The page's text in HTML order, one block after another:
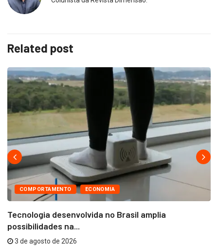
Related post
COMPORTAMENTO ECONOMIA
Tecnologia desenvolvida no Brasil amplia
possibilidades na...
3 de agosto de 2026